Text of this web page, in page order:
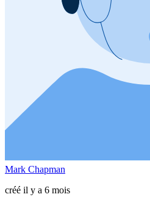
Mark Chapman
créé il y a 6 mois